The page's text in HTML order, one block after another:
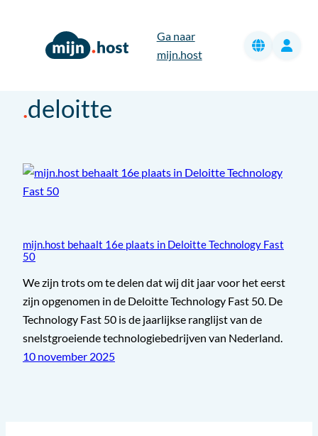
Ga naar
mijn.host
deloitte
mijn.host behaalt 16e plaats in Deloitte Technology Fast
50
We zijn trots om te delen dat wij dit jaar voor het eerst
zijn opgenomen in de Deloitte Technology Fast 50. De
Technology Fast 50 is de jaarlijkse ranglijst van de
snelstgroeiende technologiebedrijven van Nederland.
10 november 2025